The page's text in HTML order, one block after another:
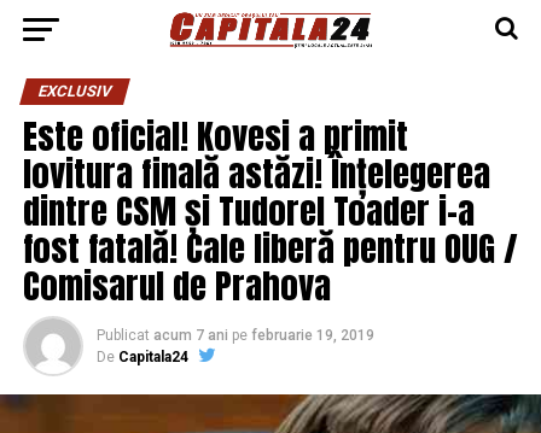
EXCLUSIV
Este oficial! Kovesi a primit
lovitura finală astăzi! Înțelegerea
dintre CSM și Tudorel Toader i-a
fost fatală! Cale liberă pentru OUG /
Comisarul de Prahova
Publicat acum 7 ani pe februarie 19, 2019
De Capitala24